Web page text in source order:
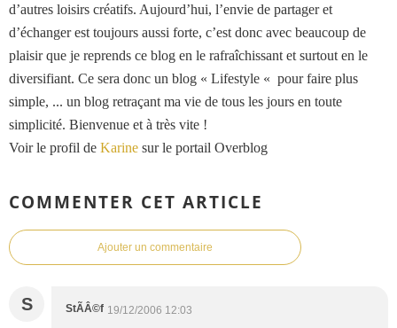
d’autres loisirs créatifs. Aujourd’hui, l’envie de partager et
d’échanger est toujours aussi forte, c’est donc avec beaucoup de
plaisir que je reprends ce blog en le rafraîchissant et surtout en le
diversifiant. Ce sera donc un blog « Lifestyle « pour faire plus
simple, ... un blog retraçant ma vie de tous les jours en toute
simplicité. Bienvenue et à très vite !
Voir le profil de Karine sur le portail Overblog
COMMENTER CET ARTICLE
Ajouter un commentaire
S StÃÂ©f 19/12/2006 12:03